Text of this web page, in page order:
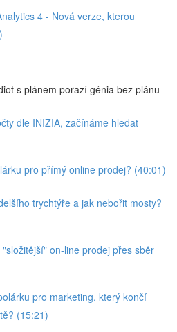
4 - Nová verze, kterou
s plánem porazí génia bez plánu
dle INIZIA, začínáme hledat
pro přímý online prodej? (40:01)
trychtýře a jak nebořit mosty?
on-line prodej přes sběr
pro marketing, který končí
(15:21)